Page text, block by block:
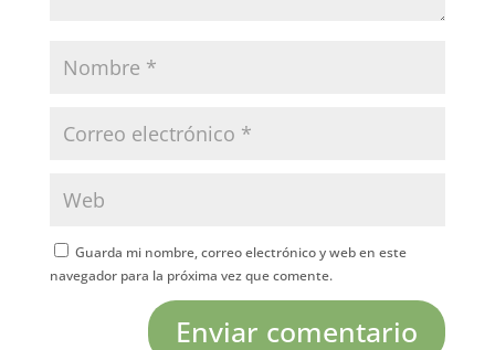
Guarda mi nombre, correo electrónico y web en este
navegador para la próxima vez que comente.